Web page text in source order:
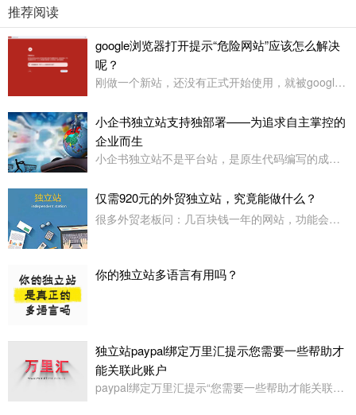
推荐阅读
google浏览器打开提示“危险网站”应该怎么解决
呢？
刚做一个新站，还没有正式开始使用，就被google浏览器定义为“危险网站”了，其它浏览器没有任何提示或影响
小企书独立站支持独部署——为追求自主掌控的
企业而生
小企书独立站不是平台站，是原生代码编写的成品站。不依赖于任何第三方平台，所以是支持客户自行购买服务器，并把网站搭建在自己的服务器上使用！
仅需920元的外贸独立站，究竟能做什么？
很多外贸老板问：几百块钱一年的网站，功能会不会很简陋？小企书专业版本用实力告诉你：920元，足够打造一个专业级的外贸展示站。
你的独立站多语言有用吗？
独立站paypal绑定万里汇提示您需要一些帮助才
能关联此账户
paypal绑定万里汇提示“您需要一些帮助才能关联此账户。请联系我们寻求帮助,或者您也可以绑定其它账户”